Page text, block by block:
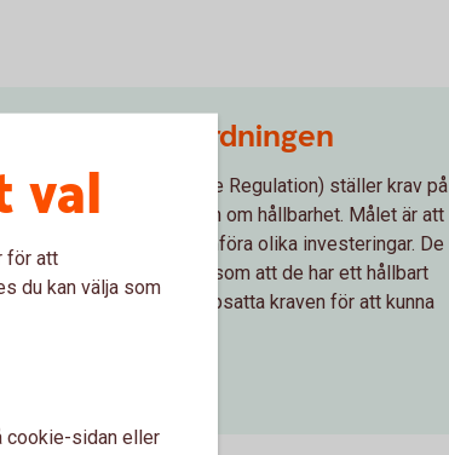
Disclosureförordningen
Finance Disclosure Regulation) ställer krav på
ska lämna information om hållbarhet. Målet är att
för dig att kunna jämföra olika investeringar. De
tidigare profilerat sig som att de har ett hållbart
leva upp till de uppsatta kraven för att kunna
val
för att
du kan välja som
cookie-sidan eller